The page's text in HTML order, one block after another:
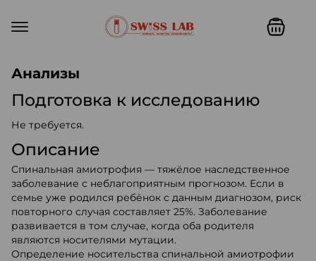
Анализы
Подготовка к исследованию
Не требуется.
Описание
Спинальная амиотрофия — тяжёлое наследственное
заболевание с неблагоприятным прогнозом. Если в
семье уже родился ребёнок с данным диагнозом, риск
повторного случая составляет 25%. Заболевание
развивается в том случае, когда оба родителя
являются носителями мутации.
Определение носительства спинальной амиотрофии